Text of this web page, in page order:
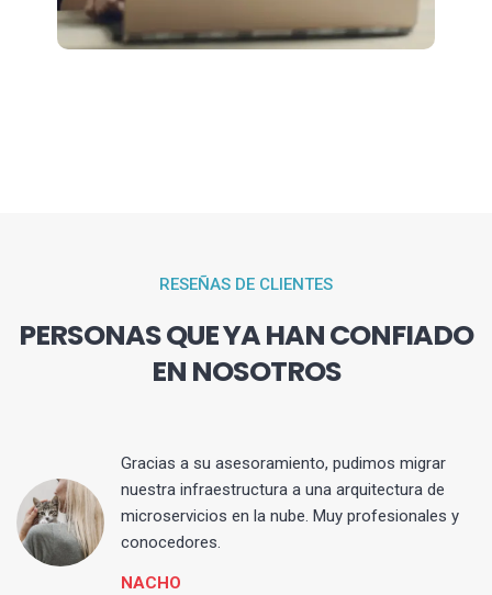
RESEÑAS DE CLIENTES
PERSONAS QUE YA HAN CONFIADO
EN NOSOTROS
Gracias a su asesoramiento, pudimos migrar
nuestra infraestructura a una arquitectura de
microservicios en la nube. Muy profesionales y
conocedores.
NACHO